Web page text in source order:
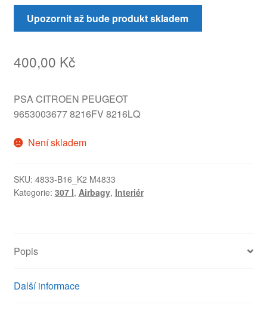
Upozornit až bude produkt skladem
400,00 Kč
PSA CITROEN PEUGEOT
9653003677 8216FV 8216LQ
Není skladem
SKU: 4833-B16_K2 M4833
Kategorie: 307 I, Airbagy, Interiér
Popis
Další informace